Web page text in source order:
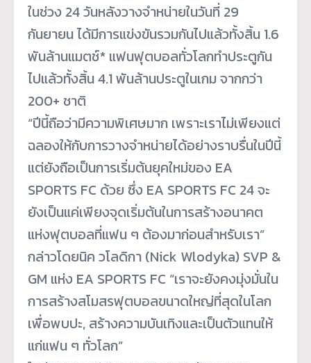
ในช่วง 24 วันหลังวางจำหน่ายในวันที่ 29
กันยายน ได้มีการแข่งขันรวมกันไปแล้วทั้งสิ้น 1.6
พันล้านแมตช์* แฟนฟุตบอลทั่วโลกทำประตูกัน
ไปแล้วทั้งสิ้น 4.1 พันล้านประตูในเกม จากกว่า
200+ ชาติ
“ปีนี้ถือว่ามีความพิเศษมาก เพราะเราไม่เพียงแต่
ฉลองให้กับการวางจำหน่ายได้อย่างราบรื่นในปีนี้
แต่ยังถือเป็นการเริ่มต้นยุคใหม่ของ EA
SPORTS FC ด้วย ซึ่ง EA SPORTS FC 24 จะ
ยังเป็นแค่เพียงจุดเริ่มต้นในการสร้างอนาคต
แห่งฟุตบอลที่แฟน ๆ ต้องมาก่อนสำหรับเรา”
กล่าวโดยนิค วโลดิกา (Nick Wlodyka) SVP &
GM แห่ง EA SPORTS FC “เราจะยังคงมุ่งมั่นใน
การสร้างสโมสรฟุตบอลขนาดใหญ่ที่สุดในโลก
เพื่อพบปะ, สร้างความบันเทิงและเป็นตัวแทนให้
แก่แฟน ๆ ทั่วโลก”